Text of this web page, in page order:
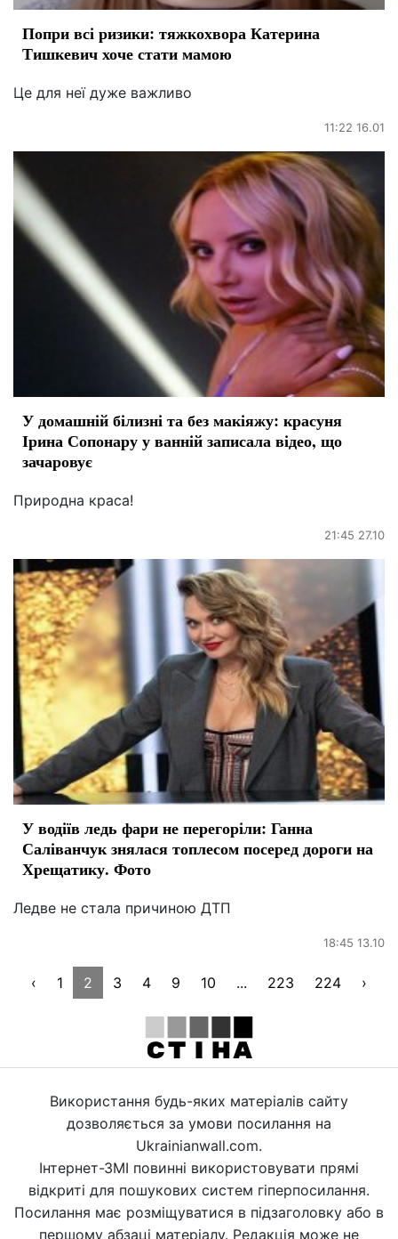
Попри всі ризики: тяжкохвора Катерина
Тишкевич хоче стати мамою
Це для неї дуже важливо
11:22 16.01
У домашній білизні та без макіяжу: красуня
Ірина Сопонару у ванній записала відео, що
зачаровує
Природна краса!
21:45 27.10
У водіїв ледь фари не перегоріли: Ганна
Саліванчук знялася топлесом посеред дороги на
Хрещатику. Фото
Ледве не стала причиною ДТП
18:45 13.10
‹ 1 2 3 4 9 10 ... 223 224 ›
Використання будь-яких матеріалів сайту
дозволяється за умови посилання на
Ukrainianwall.com.
Інтернет-ЗМІ повинні використовувати прямі
відкриті для пошукових систем гіперпосилання.
Посилання має розміщуватися в підзаголовку або в
першому абзаці матеріалу. Редакція може не